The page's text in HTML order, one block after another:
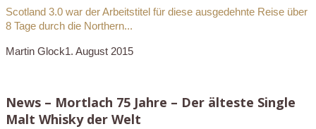
Scotland 3.0 war der Arbeitstitel für diese ausgedehnte Reise über
8 Tage durch die Northern...
Martin Glock1. August 2015
News – Mortlach 75 Jahre – Der älteste Single
Malt Whisky der Welt